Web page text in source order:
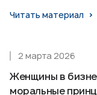
Читать материал
Женщины в
моральные
2 марта 2026